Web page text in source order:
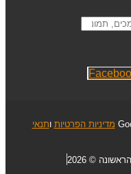
מדיניות הפרטיות ותנאי
© 2026